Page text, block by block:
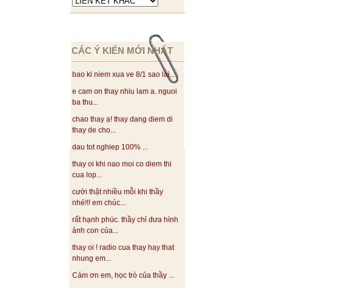
CÁC Ý KIẾN MỚI NHẤT
bao ki niem xua ve 8/1 sao lai...
e cam on thay nhiu lam a. nguoi
ba thu...
chao thay ạ! thay dang diem di
thay de cho...
dau tot nghiep 100% ...
thay oi khi nao moi co diem thi
cua lop...
cười thật nhiều mỗi khi thầy
nhé!!! em chúc...
rất hạnh phúc. thầy chỉ đưa hình
ảnh con của...
thay oi ! radio cua thay hay that
nhung em...
Cám ơn em, học trò của thầy ...